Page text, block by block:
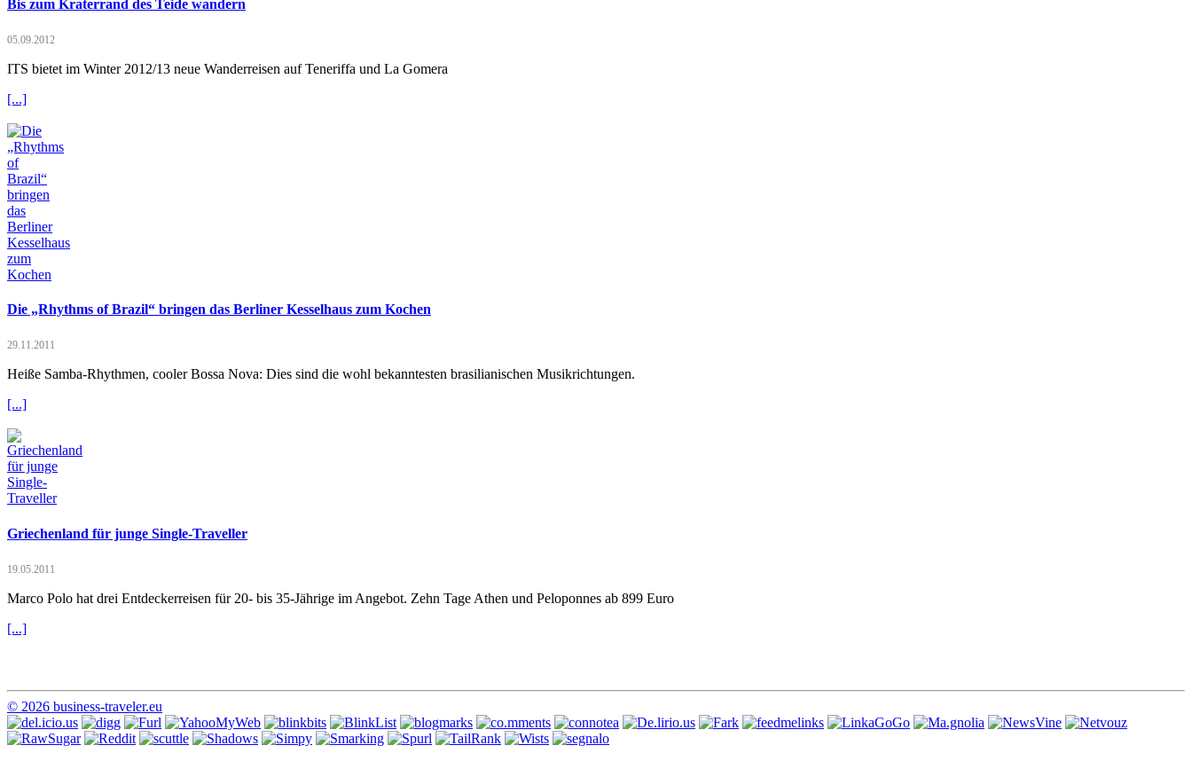
Bis zum Kraterrand des Teide wandern
05.09.2012
ITS bietet im Winter 2012/13 neue Wanderreisen auf Teneriffa und La Gomera
[...]
Die „Rhythms of Brazil“ bringen das Berliner Kesselhaus zum Kochen
29.11.2011
Heiße Samba-Rhythmen, cooler Bossa Nova: Dies sind die wohl bekanntesten brasilianischen Musikrichtungen.
[...]
Griechenland für junge Single-Traveller
19.05.2011
Marco Polo hat drei Entdeckerreisen für 20- bis 35-Jährige im Angebot. Zehn Tage Athen und Peloponnes ab 899 Euro
[...]
© 2026 business-traveler.eu